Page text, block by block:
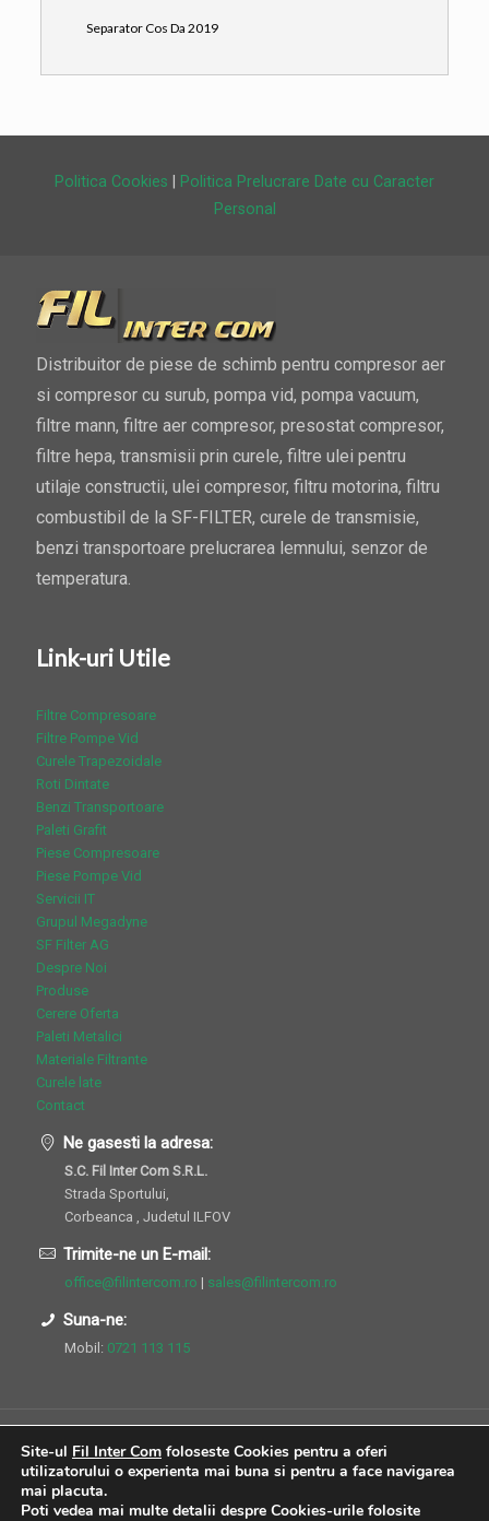
Separator Cos Da 2019
Politica Cookies
Politica Prelucrare Date cu Caracter
Personal
Distribuitor de piese de schimb pentru compresor aer
si compresor cu surub, pompa vid, pompa vacuum,
filtre mann, filtre aer compresor, presostat compresor,
filtre hepa, transmisii prin curele, filtre ulei pentru
utilaje constructii, ulei compresor, filtru motorina, filtru
combustibil de la SF-FILTER, curele de transmisie,
benzi transportoare prelucrarea lemnului, senzor de
temperatura.
Link-uri Utile
Filtre Compresoare
Filtre Pompe Vid
Curele Trapezoidale
Roti Dintate
Benzi Transportoare
Paleti Grafit
Piese Compresoare
Piese Pompe Vid
Servicii IT
Grupul Megadyne
SF Filter AG
Despre Noi
Produse
Cerere Oferta
Paleti Metalici
Materiale Filtrante
Curele late
Contact
Ne gasesti la adresa:
S.C. Fil Inter Com S.R.L.
Strada Sportului,
Corbeanca , Judetul ILFOV
Trimite-ne un E-mail:
office@filintercom.ro | sales@filintercom.ro
Suna-ne:
Mobil: 0721 113 115
© 2004 - 2016 Fil Inter Com. All Rights Reserved. | Website realizat
Site-ul Fil Inter Com foloseste Cookies pentru a oferi
utilizatorului o experienta mai buna si pentru a face navigarea
mai placuta.
Poti vedea mai multe detalii despre Cookies-urile folosite